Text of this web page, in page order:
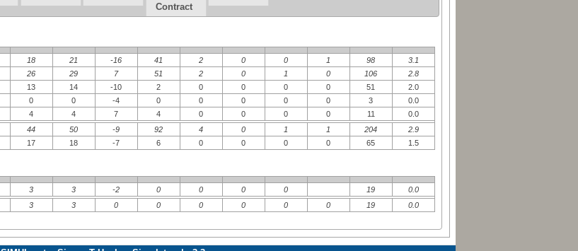
Contract
18 21 -16 41 2 0 0 1 98
3.1
26 29 7 51 2 0 1 0 106
2.8
13 14 -10 2 0 0 0 0 51
2.0
0 0 -4 0 0 0 0 0 3
0.0
4 4 7 4 0 0 0 0 11
0.0
44 50 -9 92 4 0 1 1 204
2.9
17 18 -7 6 0 0 0 0 65 1.5
3 3 -2 0 0 0 0 19
0.0
3 3 0 0 0 0 0 0 19 0.0